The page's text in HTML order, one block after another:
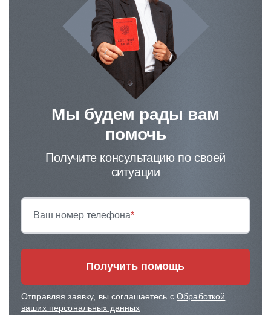
Мы будем рады вам
помочь
Получите консультацию по своей
ситуации
Ваш номер телефона*
Получить помощь
Отправляя заявку, вы соглашаетесь сОбработкой
ваших персональных данных